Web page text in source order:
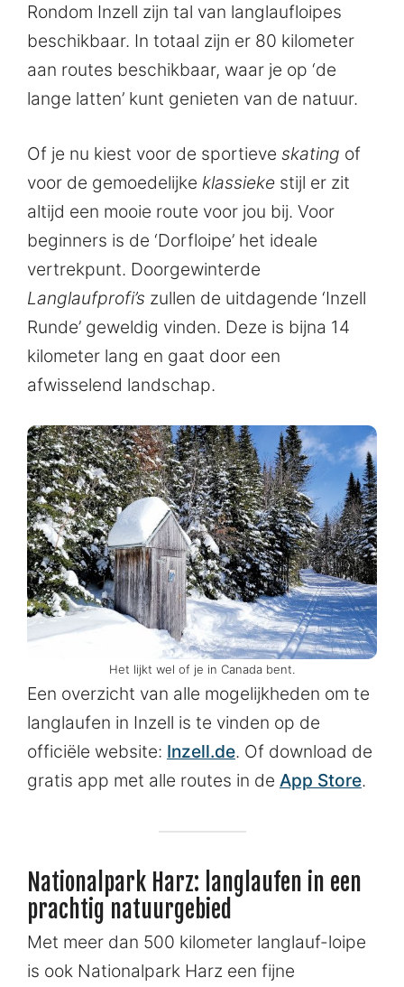
Rondom Inzell zijn tal van langlaufloipes
beschikbaar. In totaal zijn er 80 kilometer
aan routes beschikbaar, waar je op ‘de
lange latten’ kunt genieten van de natuur.
Of je nu kiest voor de sportieve skating of
voor de gemoedelijke klassieke stijl er zit
altijd een mooie route voor jou bij. Voor
beginners is de ‘Dorfloipe’ het ideale
vertrekpunt. Doorgewinterde
Langlaufprofi’s zullen de uitdagende ‘Inzell
Runde’ geweldig vinden. Deze is bijna 14
kilometer lang en gaat door een
afwisselend landschap.
Het lijkt wel of je in Canada bent.
Een overzicht van alle mogelijkheden om te
langlaufen in Inzell is te vinden op de
officiële website: Inzell.de. Of download de
gratis app met alle routes in de App Store.
Nationalpark Harz: langlaufen in een
prachtig natuurgebied
Met meer dan 500 kilometer langlauf-loipe
is ook Nationalpark Harz een fijne